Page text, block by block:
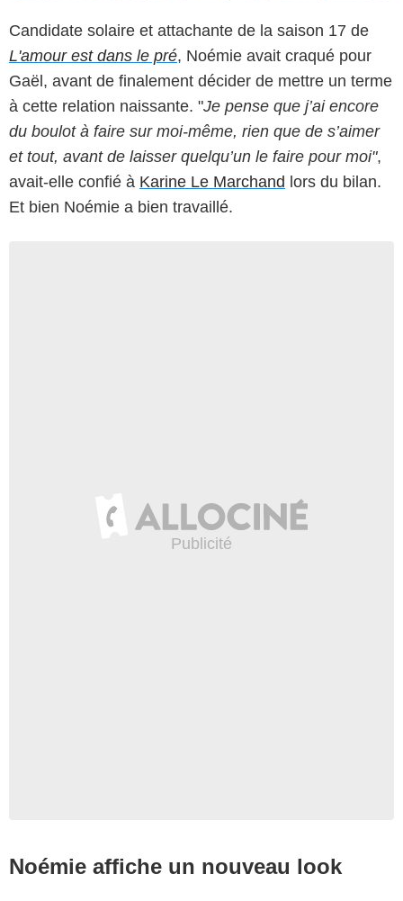
Candidate solaire et attachante de la saison 17 de
L'amour est dans le pré, Noémie avait craqué pour
Gaël, avant de finalement décider de mettre un terme
à cette relation naissante. "Je pense que j’ai encore
du boulot à faire sur moi-même, rien que de s’aimer
et tout, avant de laisser quelqu’un le faire pour moi",
avait-elle confié à Karine Le Marchand lors du bilan.
Et bien Noémie a bien travaillé.
Noémie affiche un nouveau look